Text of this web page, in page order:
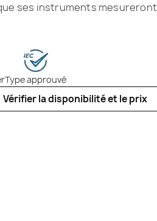
ses instruments mesureront
Type approuvé
Vérifier la disponibilité et le prix